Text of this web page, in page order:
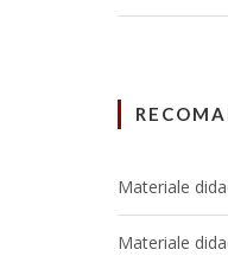
Materiale
Materiale